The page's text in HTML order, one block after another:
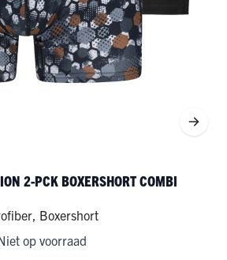
2-PCK BOXERSHORT COMBI
, Boxershort
op voorraad